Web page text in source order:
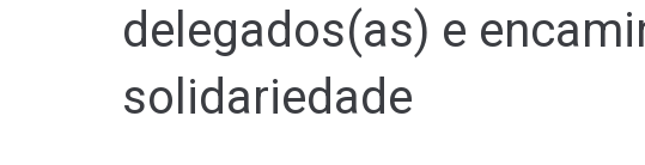
delegados(as) e
solidariedade